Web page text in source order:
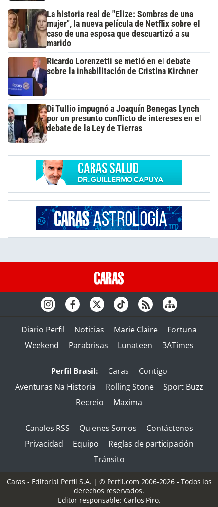
La historia real de "Elize: Sombras de una
mujer", la nueva película de Netflix sobre el
caso de una esposa que descuartizó a su
marido
Ricardo Lorenzetti se metió en el debate
sobre la inhabilitación de Cristina Kirchner
Di Tullio impugnó a Joaquín Benegas Lynch
por un presunto conflicto de intereses en el
debate de la Ley de Tierras
Diario Perfil Noticias Marie Claire
Fortuna
Weekend
Parabrisas Lunateen BATimes
Perfil Brasil: Caras
Contigo
Aventuras Na Historia
Rolling Stone
Sport Buzz
Recreio
Maxima
Canales RSS Quienes Somos
Contáctenos
Privacidad
Equipo
Reglas de participación
Tránsito
Caras - Editorial Perfil S.A. | © Perfil.com 2006-2026 - Todos los
derechos reservados.
Editor responsable: Carlos Piro.